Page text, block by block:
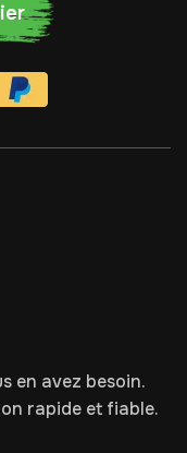
en avez besoin.
rapide et fiable.